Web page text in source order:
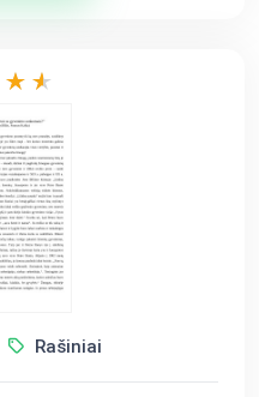
Rašiniai